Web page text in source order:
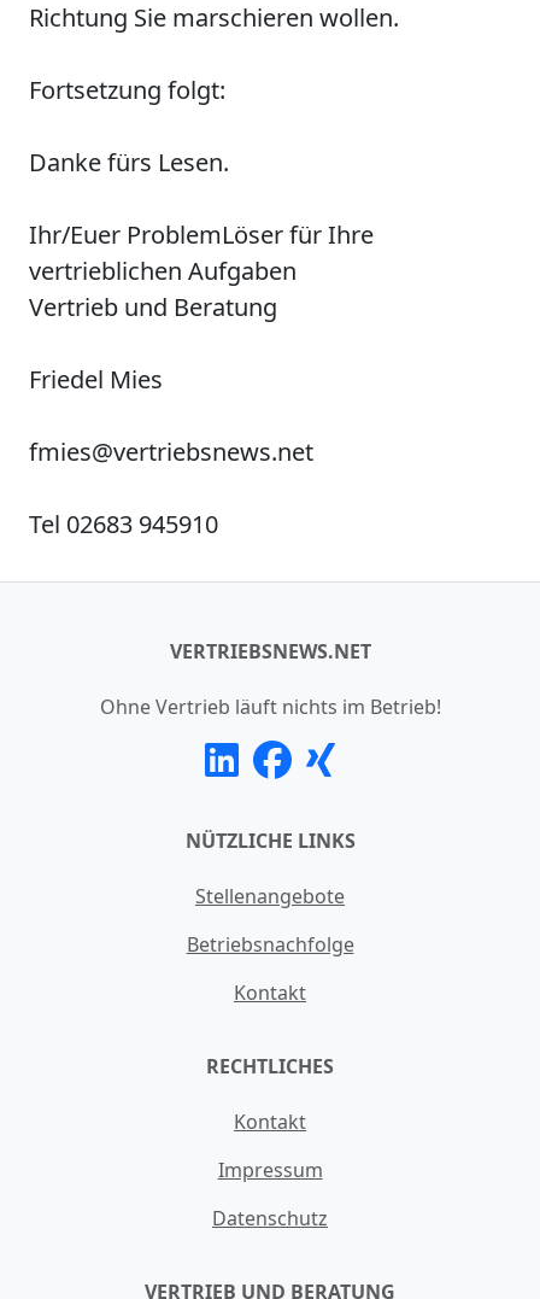
Richtung Sie marschieren wollen.
Fortsetzung folgt:
Danke fürs Lesen.
Ihr/Euer ProblemLöser für Ihre
vertrieblichen Aufgaben
Vertrieb und Beratung
Friedel Mies
fmies@vertriebsnews.net
Tel 02683 945910
VERTRIEBSNEWS.NET
Ohne Vertrieb läuft nichts im Betrieb!
NÜTZLICHE LINKS
Stellenangebote
Betriebsnachfolge
Kontakt
RECHTLICHES
Kontakt
Impressum
Datenschutz
VERTRIEB UND BERATUNG